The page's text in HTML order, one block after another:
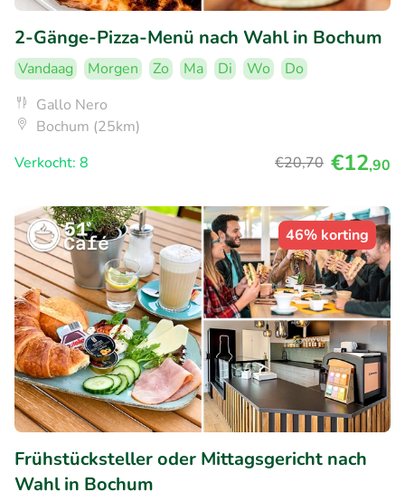
2-Gänge-Pizza-Menü nach Wahl in Bochum
Vandaag Morgen Zo Ma Di Wo
Do
Gallo Nero
Bochum (25km)
Verkocht: 8
€20,70 €12,90
46% korting
Frühstücksteller oder Mittagsgericht nach
Wahl in Bochum